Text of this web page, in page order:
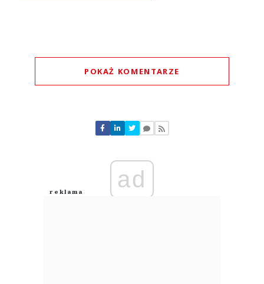
POKAŻ KOMENTARZE
Nie znaleziono komentarzy
Zostaw swoje komentarze
Anuluj
ad